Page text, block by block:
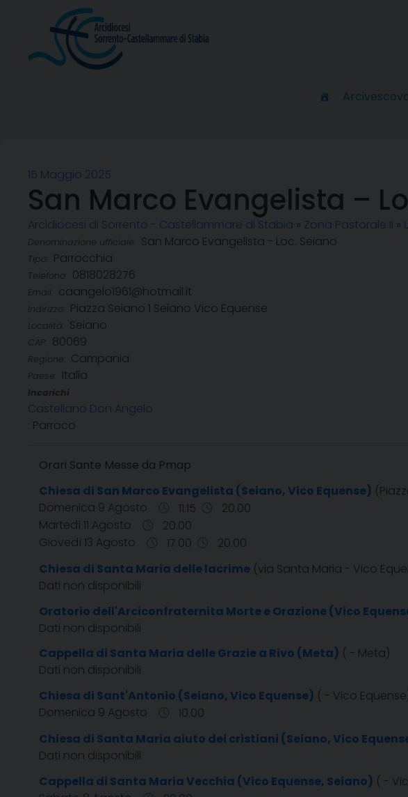
15 Maggio 2025
San Marco Evangelista –
Arcidiocesi di Sorrento - Castellammare di Stabia » Zona Pastorale II »
Denominazione ufficiale: San Marco Evangelista - Loc. Seiano
Tipo: Parrocchia
Telefono: 0818028276
Email: caangelo1961@hotmail.it
Indirizzo: Piazza Seiano 1 Seiano Vico Equense
Località: Seiano
CAP: 80069
Regione: Campania
Paese: Italia
Incarichi
Castellano Don Angelo
: Parroco
Orari Sante Messe da Pmap
Chiesa di San Marco Evangelista (Seiano, Vico Equense)
Domenica 9 Agosto
11.15
20.00
Martedì 11 Agosto
20.00
Giovedì 13 Agosto
17.00
20.00
Chiesa di Santa Maria delle lacrime (via Santa Maria - Vico
Dati non disponibili
Oratorio dell'Arciconfraternita Morte e Orazione (Vico
Dati non disponibili
Cappella di Santa Maria delle Grazie a Rivo (Meta) ( - Meta)
Dati non disponibili
Chiesa di Sant'Antonio (Seiano, Vico Equense) ( - Vico
Domenica 9 Agosto
10.00
Chiesa di Santa Maria aiuto dei cristiani (Seiano, Vico
Dati non disponibili
Cappella di Santa Maria Vecchia (Vico Equense, Seiano) ( -